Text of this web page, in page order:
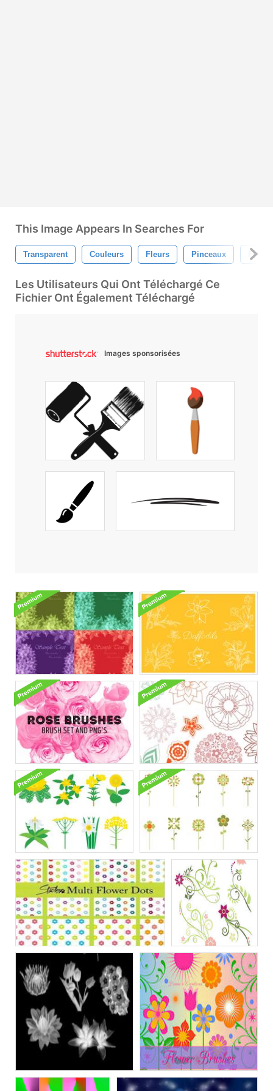
This Image Appears In Searches For
Transparent Couleurs Fleurs Pinceaux Floral
Les Utilisateurs Qui Ont Téléchargé Ce
Fichier Ont Également Téléchargé
Images sponsorisées